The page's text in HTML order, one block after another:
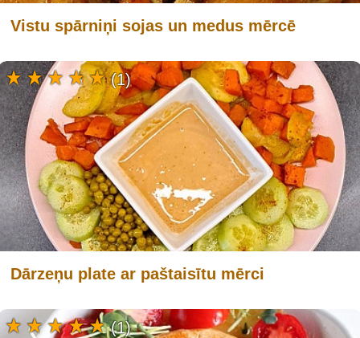
Vistu spārniņi sojas un medus mērcē
Dārzeņu plate ar paštaisītu mērci
(1)
(1)